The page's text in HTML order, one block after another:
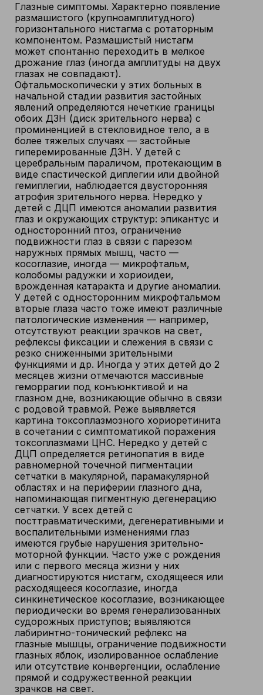
Глазные симптомы. Характерно появление
размашистого (крупноамплитудного)
горизонтального нистагма с ротаторным
компонентом. Размашистый нистагм
может спонтанно переходить в мелкое
дрожание глаз (иногда амплитуды на двух
глазах не совпадают).
Офтальмоскопически у этих больных в
начальной стадии развития застойных
явлений определяются нечеткие границы
обоих ДЗН (диск зрительного нерва) с
проминенцией в стекловидное тело, а в
более тяжелых случаях — застойные
гиперемированные ДЗН. У детей с
церебральным параличом, протекающим в
виде спастической диплегии или двойной
гемиплегии, наблюдается двусторонняя
атрофия зрительного нерва. Нередко у
детей с ДЦП имеются аномалии развития
глаз и окружающих структур: эпикантус и
односторонний птоз, ограничение
подвижности глаз в связи с парезом
наружных прямых мышц, часто —
косоглазие, иногда — микрофтальм,
колобомы радужки и хориоидеи,
врожденная катаракта и другие аномалии.
У детей с односторонним микрофтальмом
вторые глаза часто тоже имеют различные
патологические изменения — например,
отсутствуют реакции зрачков на свет,
рефлексы фиксации и слежения в связи с
резко сниженными зрительными
функциями и др. Иногда у этих детей до 2
месяцев жизни отмечаются массивные
геморрагии под конъюнктивой и на
глазном дне, возникающие обычно в связи
с родовой травмой. Реже выявляется
картина токсоплазмозного хориоретинита
в сочетании с симптоматикой поражения
токсоплазмами ЦНС. Нередко у детей с
ДЦП определяется ретинопатия в виде
равномерной точечной пигментации
сетчатки в макулярной, парамакулярной
областях и на периферии глазного дна,
напоминающая пигментную дегенерацию
сетчатки. У всех детей с
посттравматическими, дегенеративными и
воспалительными изменениями глаз
имеются грубые нарушения зрительно-
моторной функции. Часто уже с рождения
или с первого месяца жизни у них
диагностируются нистагм, сходящееся или
расходящееся косоглазие, иногда
синкинетическое косоглазие, возникающее
периодически во время генерализованных
судорожных приступов; выявляются
лабиринтно-тонический рефлекс на
глазные мышцы, ограничение подвижности
глазных яблок, изолированное ослабление
или отсутствие конвергенции, ослабление
прямой и содружественной реакции
зрачков на свет.